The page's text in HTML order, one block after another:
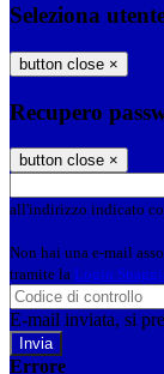
Seleziona
button close ×
Recupero
button close ×
all'indirizzo indicato
Non hai una e-mail
tramite la Login
E-mail inviata, si
Errore